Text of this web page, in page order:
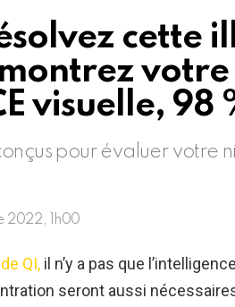
cette
votre
visuelle, 98
pour évaluer votre
2022, 1h00
QI, il n’y a pas que
seront aussi